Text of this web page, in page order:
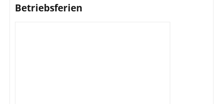
Betriebsferien